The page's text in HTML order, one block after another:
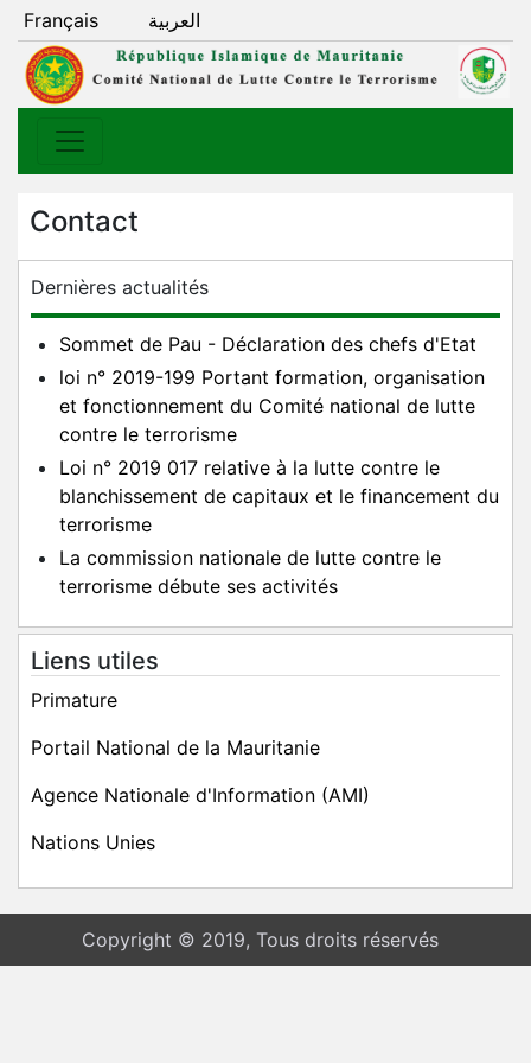
Français العربية
Contact
Dernières actualités
Sommet de Pau - Déclaration des chefs d'Etat
loi n° 2019-199 Portant formation, organisation
et fonctionnement du Comité national de lutte
contre le terrorisme
Loi n° 2019 017 relative à la lutte contre le
blanchissement de capitaux et le financement du
terrorisme
La commission nationale de lutte contre le
terrorisme débute ses activités
Liens utiles
Primature
Portail National de la Mauritanie
Agence Nationale d'Information (AMI)
Nations Unies
Copyright © 2019, Tous droits réservés